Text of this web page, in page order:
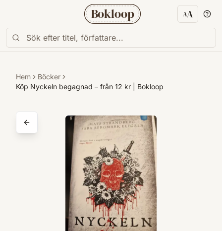
Bokloop AA
Hem
Böcker
Köp Nyckeln begagnad – från 12 kr | Bokloop